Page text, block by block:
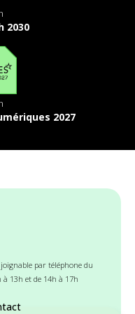
2030
2027
par téléphone du
13h et de 14h à 17h